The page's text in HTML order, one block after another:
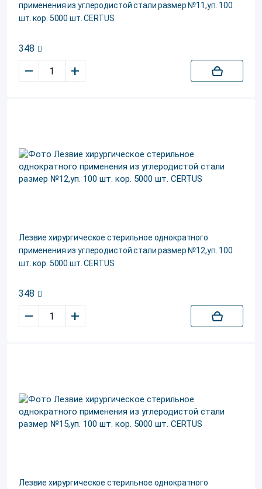
применения из углеродистой стали размер №11,уп. 100
шт. кор. 5000 шт. CERTUS
348
– +
Лезвие хирургическое стерильное однократного
применения из углеродистой стали размер №12,уп. 100
шт. кор. 5000 шт. CERTUS
348
– +
Лезвие хирургическое стерильное однократного